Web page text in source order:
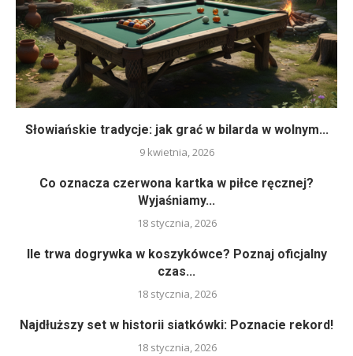
Słowiańskie tradycje: jak grać w bilarda w wolnym...
9 kwietnia, 2026
Co oznacza czerwona kartka w piłce ręcznej?
Wyjaśniamy...
18 stycznia, 2026
Ile trwa dogrywka w koszykówce? Poznaj oficjalny
czas...
18 stycznia, 2026
Najdłuższy set w historii siatkówki: Poznacie rekord!
18 stycznia, 2026